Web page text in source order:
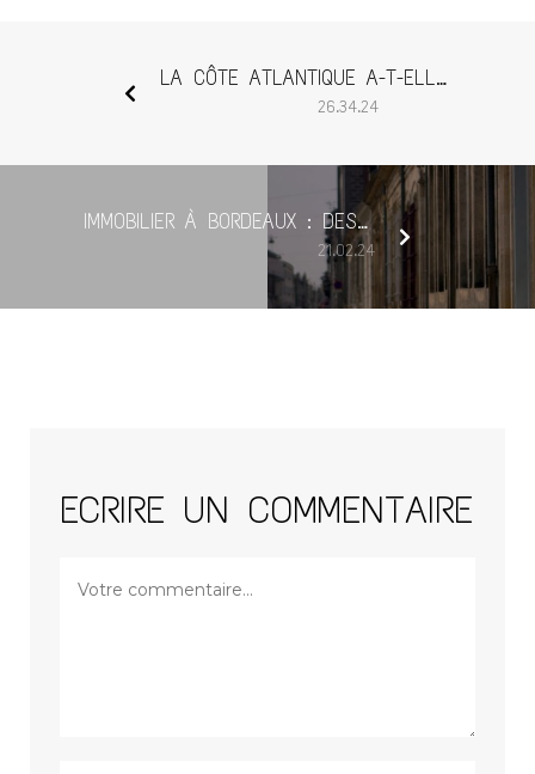
LA CÔTE ATLANTIQUE A-T-ELLE TOUJOURS LA CÔTE ?
26.34.24
IMMOBILIER À BORDEAUX : DES PRIX QUI DEVRAIENT TARDER À REMONTER
21.02.24
ECRIRE UN COMMENTAIRE